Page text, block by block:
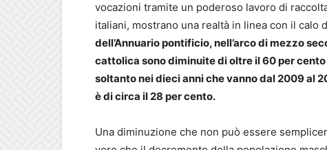
vocazioni tramite un poderoso lavoro di
italiani, mostrano una realtà in linea con il calo
dell’Annuario pontificio, nell’arco di mezzo
cattolica sono diminuite di oltre il 60 per cento
soltanto nei dieci anni che vanno dal 2009 al
è di circa il 28 per cento.
Una diminuzione che non può essere